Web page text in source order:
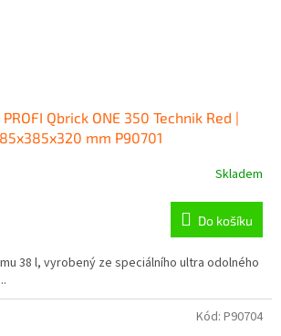
Qbrick ONE 350 Technik Red |
mm P90701
Skladem
Do košíku
38 l, vyrobený ze speciálního ultra odolného
Kód: P90704